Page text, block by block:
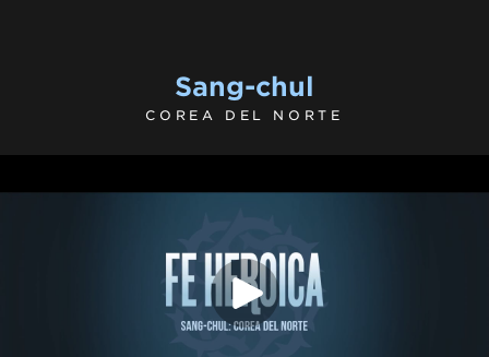
Sang-chul
COREA DEL NORTE